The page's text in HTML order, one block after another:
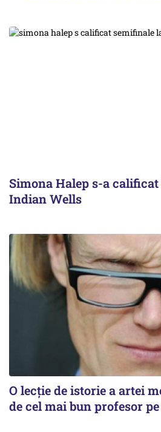
Simona Halep s-a
Indian Wells
O lecție de istorie a artei
de cel mai bun profesor